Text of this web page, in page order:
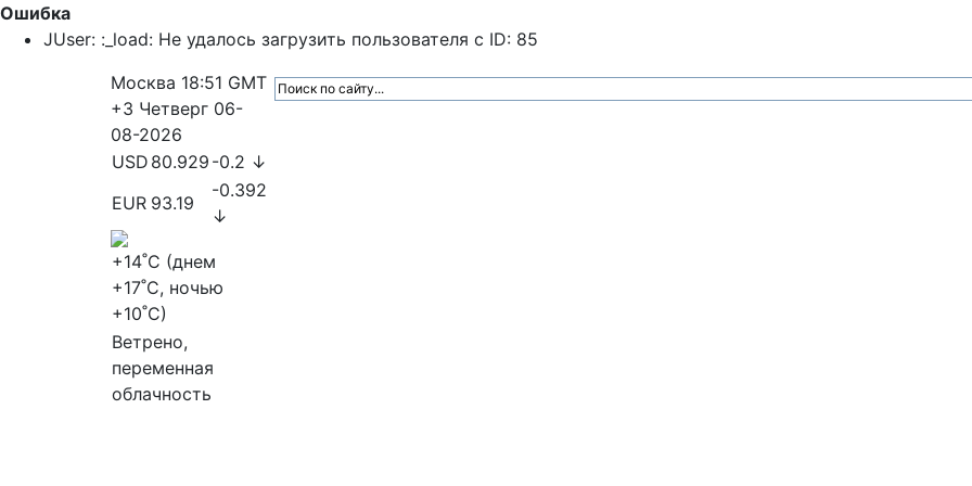
Ошибка
JUser: :_load: Не удалось загрузить пользователя с ID: 85
Москва 18:51 GMT
+3 Четверг 06-
08-2026
USD 80.929 -0.2 ↓
EUR 93.19
-0.392
↓
+14˚C (днем
+17˚C, ночью
+10˚C)
Ветрено,
переменная
облачность